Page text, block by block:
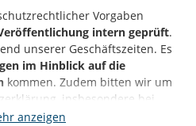
Vorgaben
intern geprüft.
unserer Geschäftszeiten. Es
im Hinblick auf die
kommen. Zudem bitten wir um
insbesondere bei
Daten sowie Fotonachweisen.
anzeigen